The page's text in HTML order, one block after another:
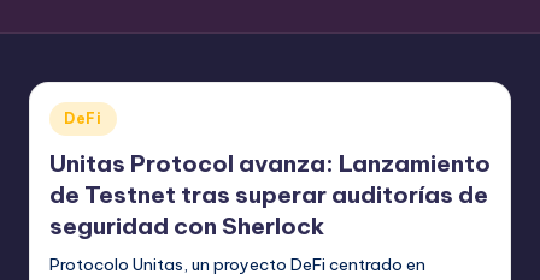
Publicado
en
DeFi
Unitas Protocol avanza: Lanzamiento
de Testnet tras superar auditorías de
seguridad con Sherlock
Protocolo Unitas, un proyecto DeFi centrado en